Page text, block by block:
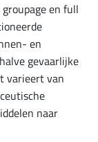
en full
en
gevaarlijke
varieert van
naar